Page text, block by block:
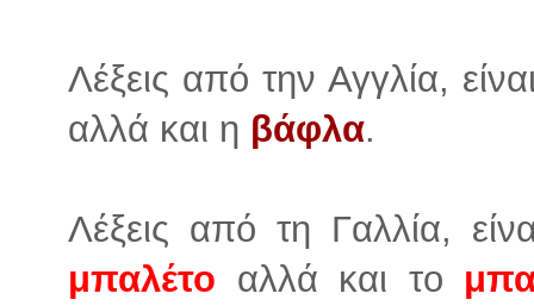
Λέξεις από την Αγγλία,
αλλά και η βάφλα.
Λέξεις από τη Γαλλία,
μπαλέτο αλλά και το